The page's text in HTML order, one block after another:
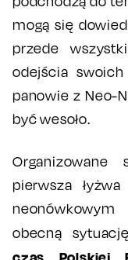
mogą się
przede
odejścia
panowie z Neo-
być wesoło.
pierwsza
obecną